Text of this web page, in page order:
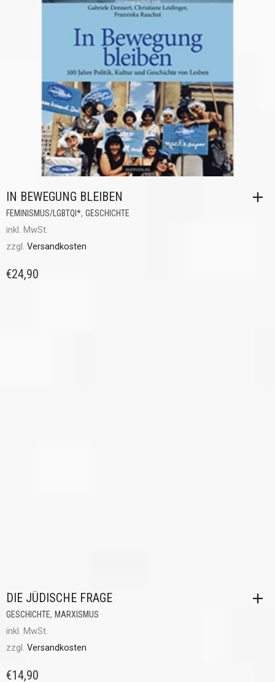
IN BEWEGUNG BLEIBEN
FEMINISMUS/LGBTQI*, GESCHICHTE
inkl. MwSt.
zzgl. Versandkosten
€24,90
DIE JÜDISCHE FRAGE
GESCHICHTE, MARXISMUS
inkl. MwSt.
zzgl. Versandkosten
€14,90